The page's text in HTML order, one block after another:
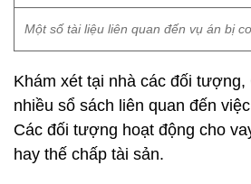
Một số tài liệu liên quan đến vụ án bị
Khám xét tại nhà các đối
nhiều sổ sách liên quan đến
Các đối tượng hoạt động cho
hay thế chấp tài sản.